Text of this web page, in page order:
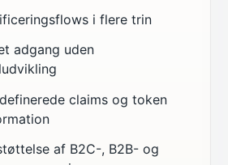
i flere trin
adgang uden
claims og token
af B2C-, B2B- og